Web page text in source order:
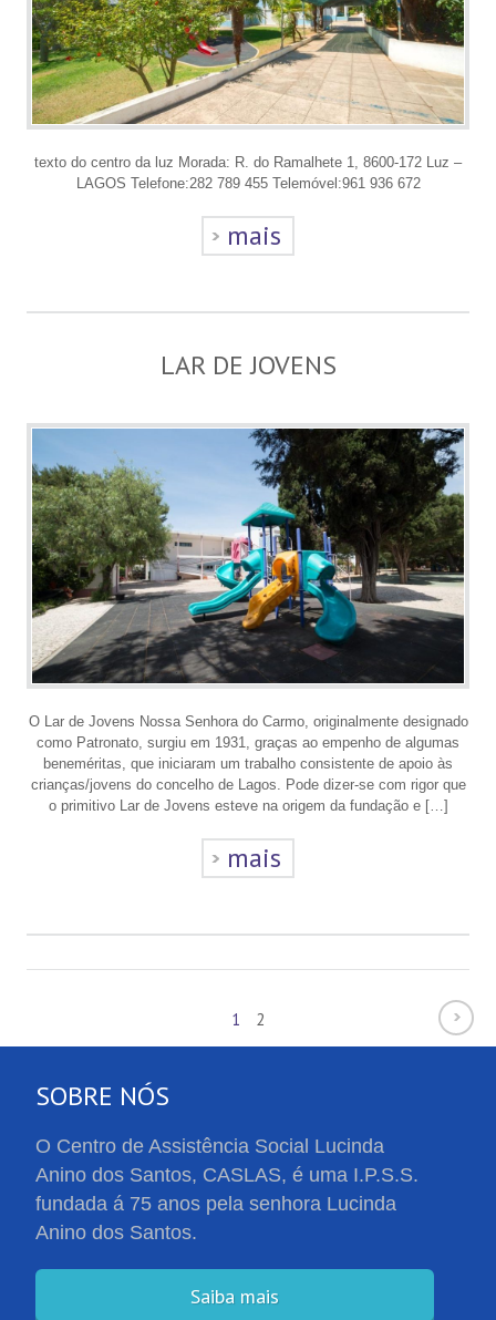
texto do centro da luz Morada: R. do Ramalhete 1, 8600-172 Luz –
LAGOS Telefone:282 789 455 Telemóvel:961 936 672
mais
LAR DE JOVENS
O Lar de Jovens Nossa Senhora do Carmo, originalmente designado
como Patronato, surgiu em 1931, graças ao empenho de algumas
beneméritas, que iniciaram um trabalho consistente de apoio às
crianças/jovens do concelho de Lagos. Pode dizer-se com rigor que
o primitivo Lar de Jovens esteve na origem da fundação e […]
mais
1 2
SOBRE NÓS
O Centro de Assistência Social Lucinda
Anino dos Santos, CASLAS, é uma I.P.S.S.
fundada á 75 anos pela senhora Lucinda
Anino dos Santos.
Saiba mais